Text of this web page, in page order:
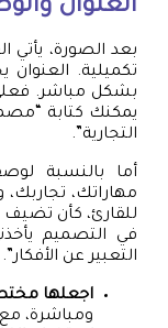
العنوان
بعد الصورة،
تكميلية.
بشكل مباشر.
يمكنك كتابة
التجارية”.
أما بالنسبة
مهاراتك،
للقارئ، كأن تضيف
في التصميم
التعبير عن الأفكار”.
اجعلها
ومباشرة،